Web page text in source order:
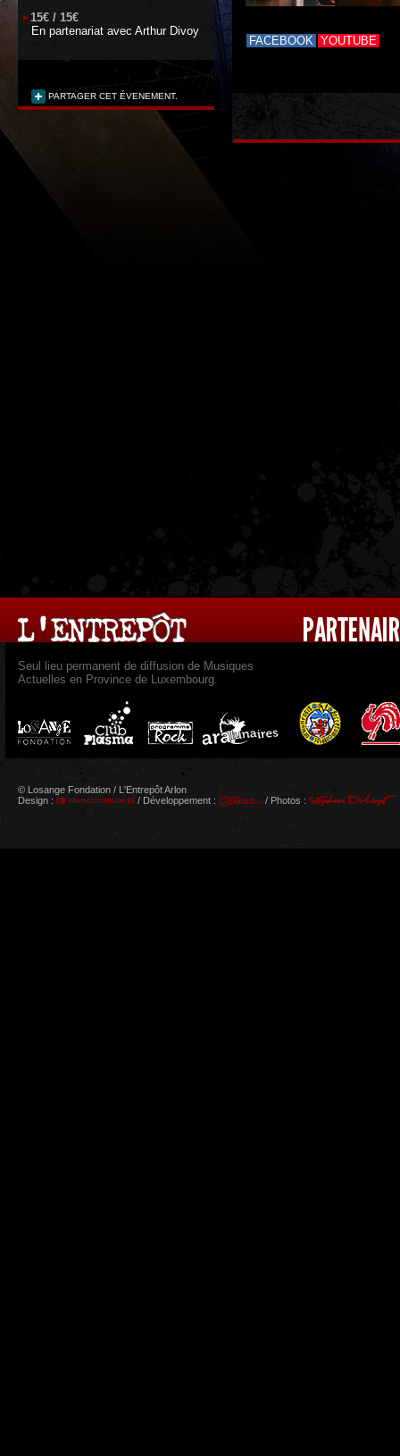
15€ / 15€
En partenariat avec Arthur Divoy
PARTAGER CET ÉVENEMENT.
FACEBOOK YOUTUBE
Seul lieu permanent de diffusion de Musiques
Actuelles en Province de Luxembourg.
© Losange Fondation / L'Entrepôt Arlon
Design :
/ Développement : / Photos :